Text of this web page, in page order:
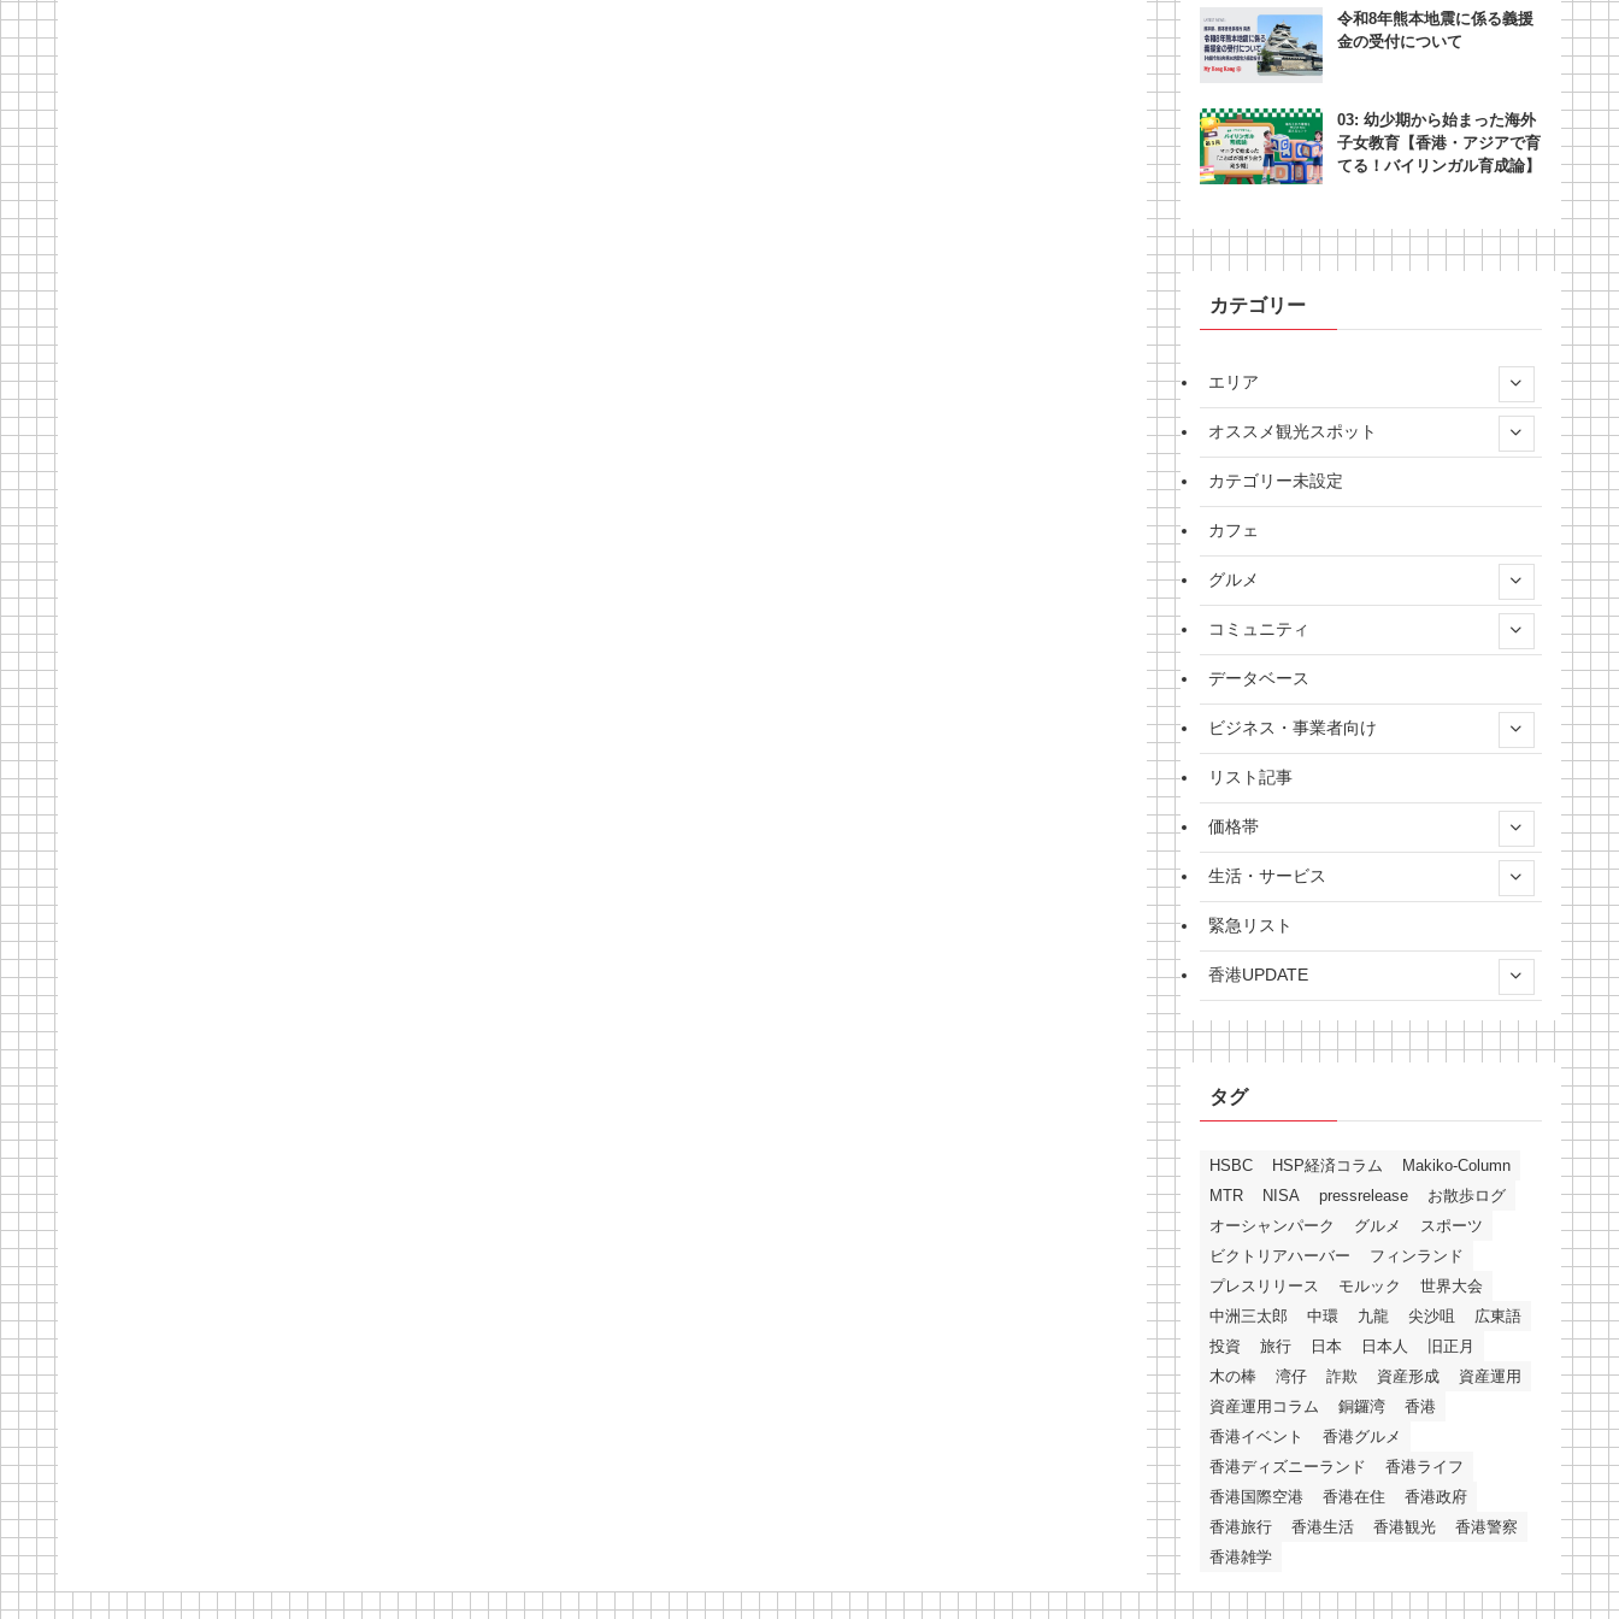
令和8年熊本地震に係る義援
金の受付について
03: 幼少期から始まった海外
子女教育【香港・アジアで育
てる！バイリンガル育成論】
カテゴリー
エリア
オススメ観光スポット
カテゴリー未設定
カフェ
グルメ
コミュニティ
データベース
ビジネス・事業者向け
リスト記事
価格帯
生活・サービス
緊急リスト
香港UPDATE
タグ
HSBC HSP経済コラム
Makiko-Column
MTR
NISA pressrelease
お散歩ログ
オーシャンパーク
グルメ
スポーツ
ビクトリアハーバー
フィンランド
プレスリリース
モルック
世界大会
中洲三太郎
中環 九龍 尖沙咀
広東語
投資
旅行 日本 日本人
旧正月
木の棒
湾仔 詐欺 資産形成
資産運用
資産運用コラム
銅鑼湾
香港
香港イベント
香港グルメ
香港ディズニーランド
香港ライフ
香港国際空港
香港在住
香港政府
香港旅行
香港生活 香港観光
香港警察
香港雑学